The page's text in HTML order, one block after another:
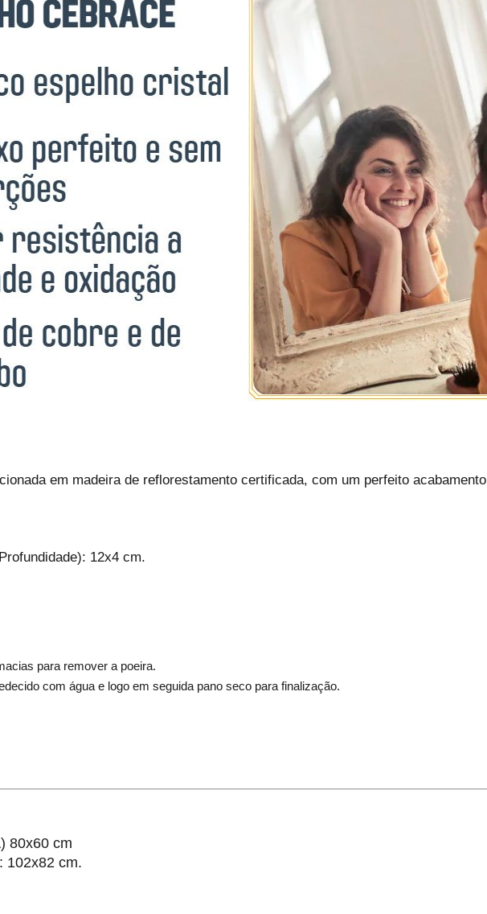
em madeira de reflorestamento certificada, com um perfeito acabamento.
12x4 cm.
para remover a poeira.
com água e logo em seguida pano seco para finalização.
) 80x60 cm
102x82 cm.